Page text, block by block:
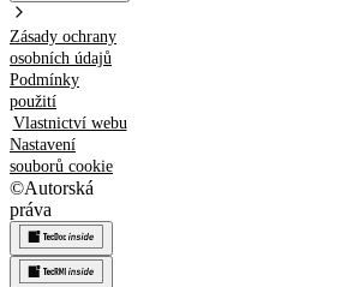
Zásady ochrany
osobních údajů
Podmínky
použití
Vlastnictví webu
Nastavení
souborů cookie
©Autorská
práva